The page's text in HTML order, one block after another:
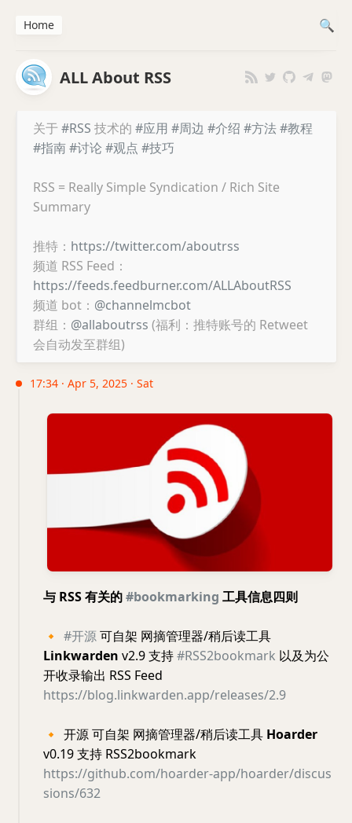
ALL About RSS
关于 #RSS 技术的 #应用 #周边 #介绍 #方法#教程
#指南#讨论 #观点 #技巧
RSS = Really Simple Syndication / Rich Site
Summary
推特： https://twitter.com/aboutrss
频道 RSS Feed：
https://feeds.feedburner.com/ALLAboutRSS
频道 bot： @channelmcbot
群组： @allaboutrss (福利：推特账号的 Retweet
会自动发至群组)
17:34 · Apr 5, 2025 · Sat
与 RSS 有关的#bookmarking 工具信息四则
🔸 #开源可自架 网摘管理器/稍后读工具
Linkwarden v2.9 支持#RSS2bookmark 以及为公
开收录输出 RSS Feed
https://blog.linkwarden.app/releases/2.9
🔸 开源 可自架 网摘管理器/稍后读工具 Hoarder
v0.19 支持 RSS2bookmark
https://github.com/hoarder-app/hoarder/discus
sions/632
Home